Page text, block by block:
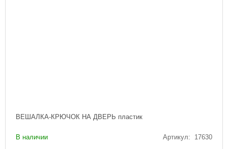
ВЕШАЛКА-КРЮЧОК НА ДВЕРЬ пластик
В наличии Артикул: 17630